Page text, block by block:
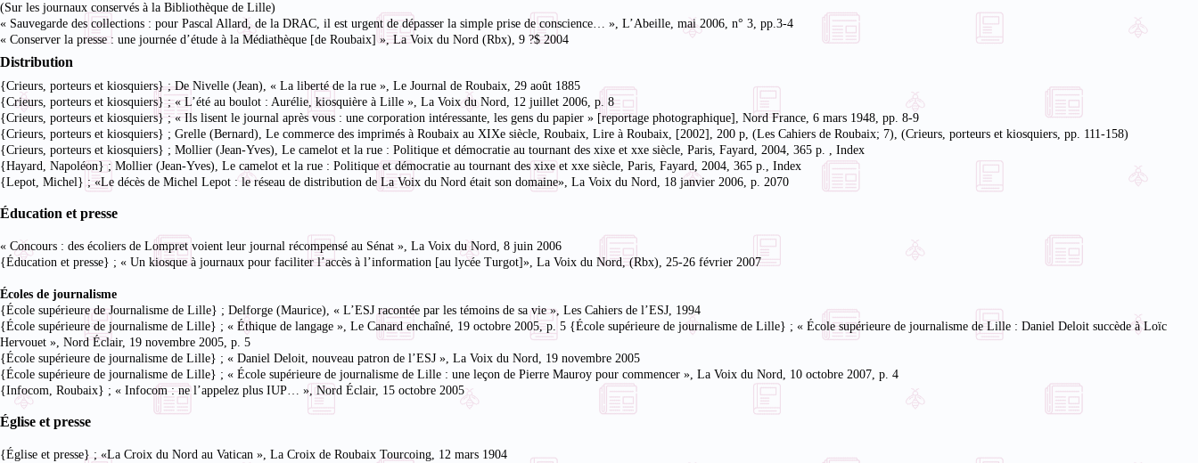
(Sur les journaux conservés à la Bibliothèque de Lille)
« Sauvegarde des collections : pour Pascal Allard, de la DRAC, il est urgent de dépasser la simple prise de conscience… », L’Abeille, mai 2006, n° 3, pp.3-4
« Conserver la presse : une journée d’étude à la Médiathèque [de Roubaix] », La Voix du Nord (Rbx), 9 ?$ 2004
Distribution
{Crieurs, porteurs et kiosquiers} ; De Nivelle (Jean), « La liberté de la rue », Le Journal de Roubaix, 29 août 1885
{Crieurs, porteurs et kiosquiers} ; « L’été au boulot : Aurélie, kiosquière à Lille », La Voix du Nord, 12 juillet 2006, p. 8
{Crieurs, porteurs et kiosquiers} ; « Ils lisent le journal après vous : une corporation intéressante, les gens du papier » [reportage photographique], Nord France, 6 mars 1948, pp. 8-9
{Crieurs, porteurs et kiosquiers} ; Grelle (Bernard), Le commerce des imprimés à Roubaix au XIXe siècle, Roubaix, Lire à Roubaix, [2002], 200 p, (Les Cahiers de Roubaix; 7), (Crieurs, porteurs et kiosquiers, pp. 111-158)
{Crieurs, porteurs et kiosquiers} ; Mollier (Jean-Yves), Le camelot et la rue : Politique et démocratie au tournant des xixe et xxe siècle, Paris, Fayard, 2004, 365 p. , Index
{Hayard, Napoléon} ; Mollier (Jean-Yves), Le camelot et la rue : Politique et démocratie au tournant des xixe et xxe siècle, Paris, Fayard, 2004, 365 p., Index
{Lepot, Michel} ; «Le décès de Michel Lepot : le réseau de distribution de La Voix du Nord était son domaine», La Voix du Nord, 18 janvier 2006, p. 2070
Éducation et presse
« Concours : des écoliers de Lompret voient leur journal récompensé au Sénat », La Voix du Nord, 8 juin 2006
{Éducation et presse} ; « Un kiosque à journaux pour faciliter l’accès à l’information [au lycée Turgot]», La Voix du Nord, (Rbx), 25-26 février 2007
Écoles de journalisme
{École supérieure de Journalisme de Lille} ; Delforge (Maurice), « L’ESJ racontée par les témoins de sa vie », Les Cahiers de l’ESJ, 1994
{École supérieure de journalisme de Lille} ; « Éthique de langage », Le Canard enchaîné, 19 octobre 2005, p. 5 {École supérieure de journalisme de Lille} ; « École supérieure de journalisme de Lille : Daniel Deloit succède à Loïc
Hervouet », Nord Éclair, 19 novembre 2005, p. 5
{École supérieure de journalisme de Lille} ; « Daniel Deloit, nouveau patron de l’ESJ », La Voix du Nord, 19 novembre 2005
{École supérieure de journalisme de Lille} ; « École supérieure de journalisme de Lille : une leçon de Pierre Mauroy pour commencer », La Voix du Nord, 10 octobre 2007, p. 4
{Infocom, Roubaix} ; « Infocom : ne l’appelez plus IUP… », Nord Éclair, 15 octobre 2005
Église et presse
{Église et presse} ; «La Croix du Nord au Vatican », La Croix de Roubaix Tourcoing, 12 mars 1904